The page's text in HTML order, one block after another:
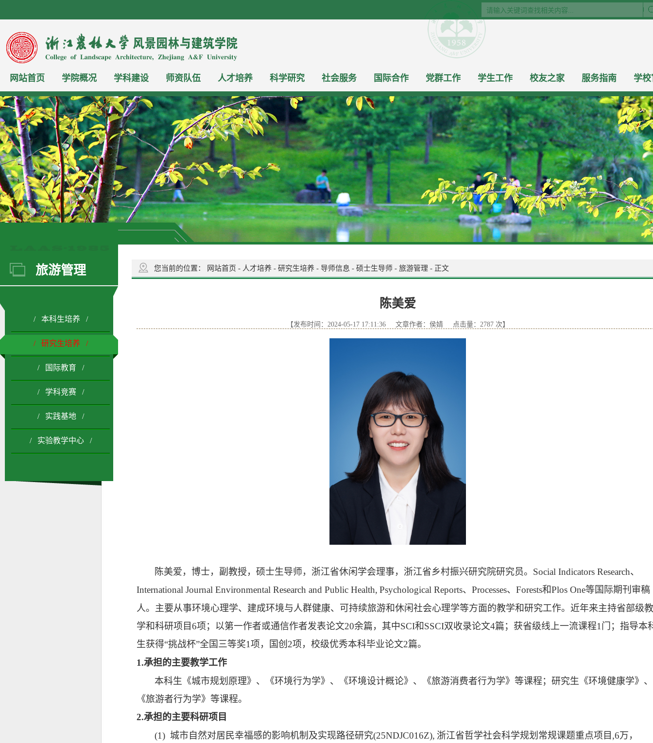
网站首页 学院概况 学科建设 师资队伍 人才培养 科学研究 社会服务 国际合作 党群工作 学生工作 校友之家 服务指南 学
旅游管理
/ 本科生培养 /
/ 研究生培养 /
/ 国际教育 /
/ 学科竞赛 /
/ 实践基地 /
/ 实验教学中心 /
您当前的位置： 网站首页 - 人才培养 - 研究生培养 - 导师信息 - 硕士生导师 - 旅游管理 - 正文
陈美爱
【发布时间：2024-05-17 17:11:36 文章作者：侯婧 点击量： 2787次】
陈美爱，博士， 副教授，硕士生导师， 浙江省休闲学会理事，浙江省乡村振兴研究院研究员。 Social Indicators Research、
International Journal Environmental Research and Public Health, Psychological Reports、 Processes、 Forests和Plos One等国际期刊审稿
人。 主要从事环境心理学、 建成环境与人群健康、可持续旅游和休闲社会心理学等方面的教学和研究工作。 近年来主持省部级教
学和科研项目6项； 以第一作者或通信作者发表论文20余篇，其中SCI和SSCI双收录论文4篇； 获省级线上一流课程1 门
；指导本
生获得“挑战杯”全国三等奖1项，国创 2项，校级优秀本科毕业论文2篇。
1.承担的主要教学工作
本科生《城市规划原理》、《环境行为学》 、《环境设计概论》、《旅游消费者行为学》 等课程；研究生《环境健康学》、
《旅游者行为学》 等课程。
2.承担的主要科研项目
(1) 城市自然对居民幸福感的影响机制及实现路径研究(25NDJC016Z), 浙江省哲学社会科学规划常规课题重点项目 ,6万，